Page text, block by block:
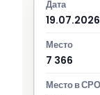
19.07.2026
7 366